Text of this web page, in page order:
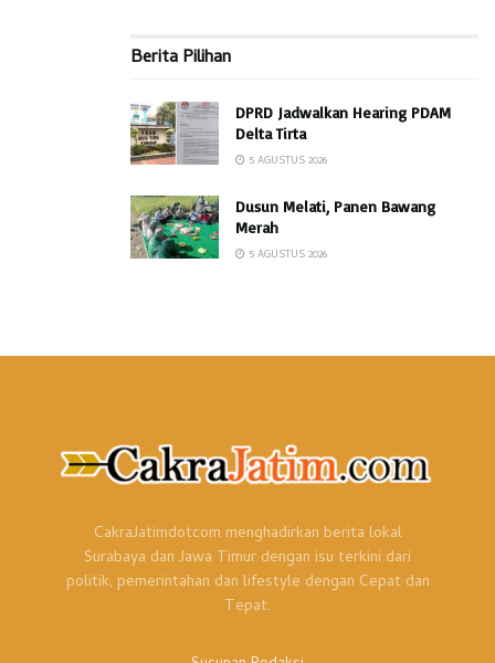
Berita Pilihan
DPRD Jadwalkan Hearing PDAM
Delta Tirta
5 AGUSTUS 2026
Dusun Melati, Panen Bawang
Merah
5 AGUSTUS 2026
CakraJatimdotcom menghadirkan berita lokal
Surabaya dan Jawa Timur dengan isu terkini dari
politik, pemerintahan dan lifestyle dengan Cepat dan
Tepat.